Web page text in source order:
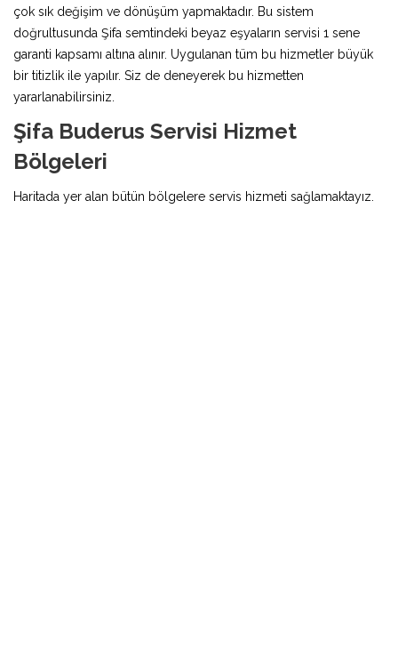
çok sık değişim ve dönüşüm yapmaktadır. Bu sistem
doğrultusunda Şifa semtindeki beyaz eşyaların servisi 1 sene
garanti kapsamı altına alınır. Uygulanan tüm bu hizmetler büyük
bir titizlik ile yapılır. Siz de deneyerek bu hizmetten
yararlanabilirsiniz.
Şifa Buderus Servisi Hizmet
Bölgeleri
Haritada yer alan bütün bölgelere servis hizmeti sağlamaktayız.